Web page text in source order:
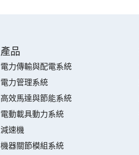
產品
電力傳輸與配電系統
電力管理系統
高效馬達與節能系統
電動載具動力系統
減速機
機器關節模組系統